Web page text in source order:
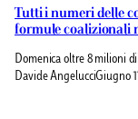
Tutti i numeri delle
formule coalizionali
Domenica oltre 8 milioni
Davide AngelucciGiugno